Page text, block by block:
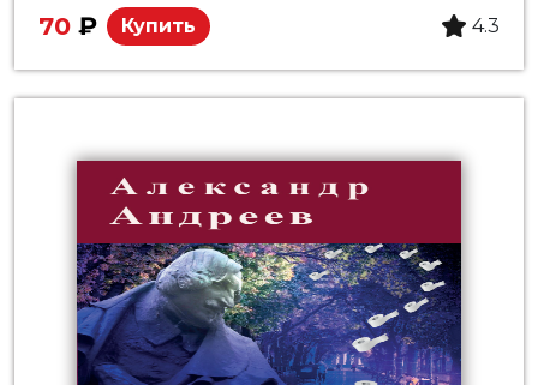
70 ₽ Купить 4.3